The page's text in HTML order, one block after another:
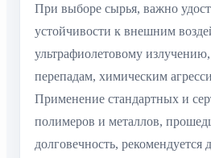
При выборе сырья, важно
устойчивости к внешним
ультрафиолетовому
перепадам, химическим
Применение стандартных и
полимеров и металлов,
долговечность, рекомендуется